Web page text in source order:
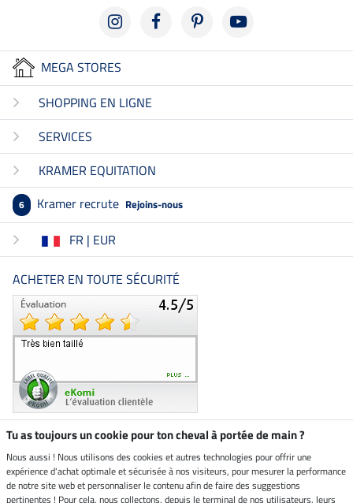
MEGA STORES
SHOPPING EN LIGNE
SERVICES
KRAMER EQUITATION
6 Kramer recrute Rejoins-nous
FR | EUR
ACHETER EN TOUTE SÉCURITÉ
Boutique climatiquement
neutre
Tu as toujours un cookie pour ton cheval à portée de main ?
Nous aussi ! Nous utilisons des cookies et autres technologies pour offrir une
expérience d'achat optimale et sécurisée à nos visiteurs, pour mesurer la performance
de notre site web et personnaliser le contenu afin de faire des suggestions
pertinentes ! Pour cela, nous collectons, depuis le terminal de nos utilisateurs, leurs